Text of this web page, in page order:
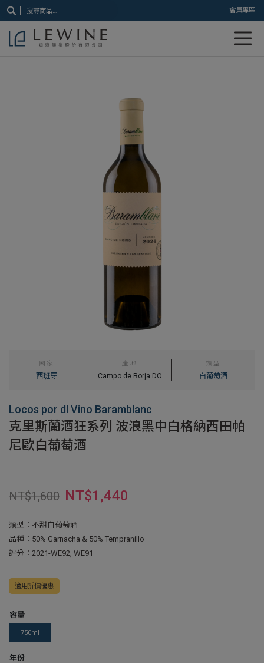
會員專區
國家
西班牙
產地
Campo de Borja DO
類型
白葡萄酒
Locos por dl Vino Baramblanc
克里斯蘭酒狂系列 波浪黑中白格納西田帕
尼歐白葡萄酒
NT$1,600 NT$1,440
類型：不甜白葡萄酒
品種：50% Garnacha & 50% Tempranillo
評分：2021-WE92, WE91
適用折價優惠
容量
750ml
年份